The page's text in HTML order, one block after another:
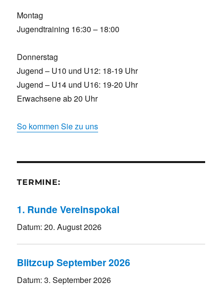
Montag
Jugendtraining 16:30 – 18:00
Donnerstag
Jugend – U10 und U12: 18-19 Uhr
Jugend – U14 und U16: 19-20 Uhr
Erwachsene ab 20 Uhr
So kommen Sie zu uns
TERMINE:
1. Runde Vereinspokal
Datum:20. August 2026
Blitzcup September 2026
Datum:3. September 2026